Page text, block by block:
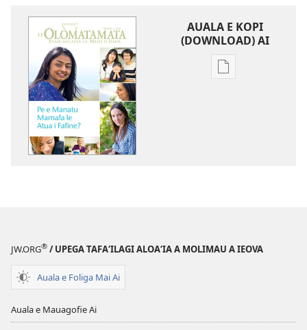
AUALA E KOPI
(DOWNLOAD) AI
Vaega
JW.ORG® / UPEGA TAFA‘ILAGI ALOA‘IA A MOLIMAU A IEOVA
Auala e Foliga Mai Ai
Auala e Mauagofie Ai